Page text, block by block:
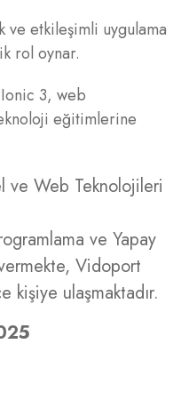
ve etkileşimli uygulama
rol oynar.
3, web
eğitimlerine
ve Web Teknolojileri
ve Yapay
Vidoport
kişiye ulaşmaktadır.